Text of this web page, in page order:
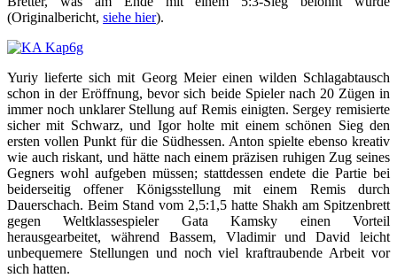
(Originalbericht, siehe hier).
Yuriy lieferte sich mit Georg Meier einen wilden Schlagabtausch
schon in der Eröffnung, bevor sich beide Spieler nach 20 Zügen in
immer noch unklarer Stellung auf Remis einigten. Sergey remisierte
sicher mit Schwarz, und Igor holte mit einem schönen Sieg den
ersten vollen Punkt für die Südhessen. Anton spielte ebenso kreativ
wie auch riskant, und hätte nach einem präzisen ruhigen Zug seines
Gegners wohl aufgeben müssen; stattdessen endete die Partie bei
beiderseitig offener Königsstellung mit einem Remis durch
Dauerschach. Beim Stand vom 2,5:1,5 hatte Shakh am Spitzenbrett
gegen Weltklassespieler Gata Kamsky einen Vorteil
herausgearbeitet, während Bassem, Vladimir und David leicht
unbequemere Stellungen und noch viel kraftraubende Arbeit vor
sich hatten.